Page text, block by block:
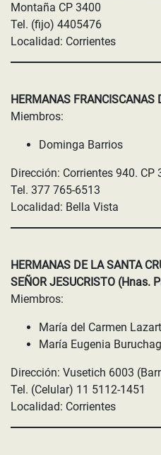
Montaña CP 3400
Tel. (fijo) 4405476
Localidad: Corrientes
HERMANAS FRANCISCANAS
Miembros:
Dominga Barrios
Dirección: Corrientes 940. CP
Tel. 377 765-6513
Localidad: Bella Vista
HERMANAS DE LA SANTA
SEÑOR JESUCRISTO (Hnas.
Miembros:
María del Carmen
María Eugenia
Dirección: Vusetich 6003
Tel. (Celular) 11 5112-1451
Localidad: Corrientes